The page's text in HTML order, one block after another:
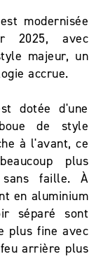
modernisée
2025, avec
majeur, un
accrue.
dotée d'une
de style
à l'avant, ce
plus
faille. À
en aluminium
séparé sont
plus fine avec
arrière plus